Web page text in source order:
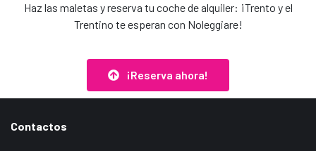
Haz las maletas y reserva tu coche de alquiler: ¡Trento y el
Trentino te esperan con Noleggiare!
¡Reserva ahora!
Contactos